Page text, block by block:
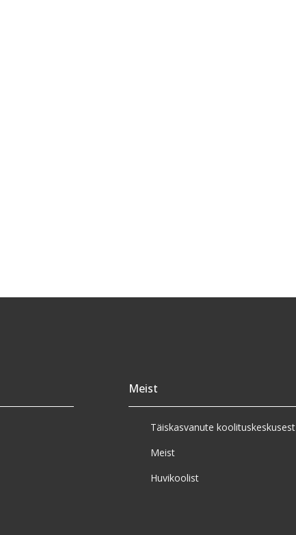
Meist
Täiskasvanute koolituskeskusest
Meist
Huvikoolist